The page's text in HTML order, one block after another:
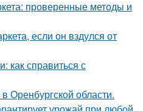
проверенные методы и
если он вздулся от
как справиться с
Оренбургской области.